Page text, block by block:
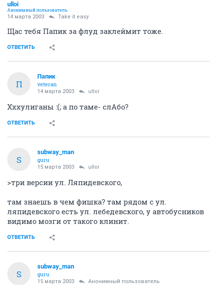
ulloi
Анонимный пользователь
14 марта 2003 Take it easy
Щас тебя Папик за флуд заклеймит тоже.
ОТВЕТИТЬ
П
Папик
veteran
14 марта 2003 ulloi
Хххулиганы :(; а по таме- слАбо?
ОТВЕТИТЬ
S
subway_man
guru
15 марта 2003 ulloi
>три версии ул. Ляпидевского,
там знаешь в чем фишка? там рядом с ул.
ляпидевского есть ул. лебедевского, у автобусников
видимо мозги от такого клинит.
ОТВЕТИТЬ
S
subway_man
guru
15 марта 2003 Анонимный пользователь